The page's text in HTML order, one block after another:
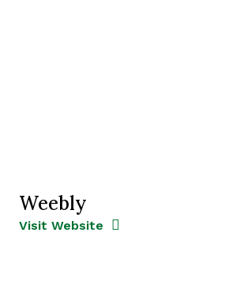
Weebly
Opens new window
Visit Website Opens New Window